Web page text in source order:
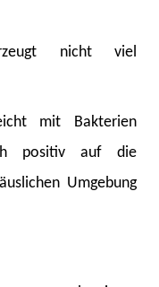
nicht viel
mit Bakterien
positiv auf die
Umgebung